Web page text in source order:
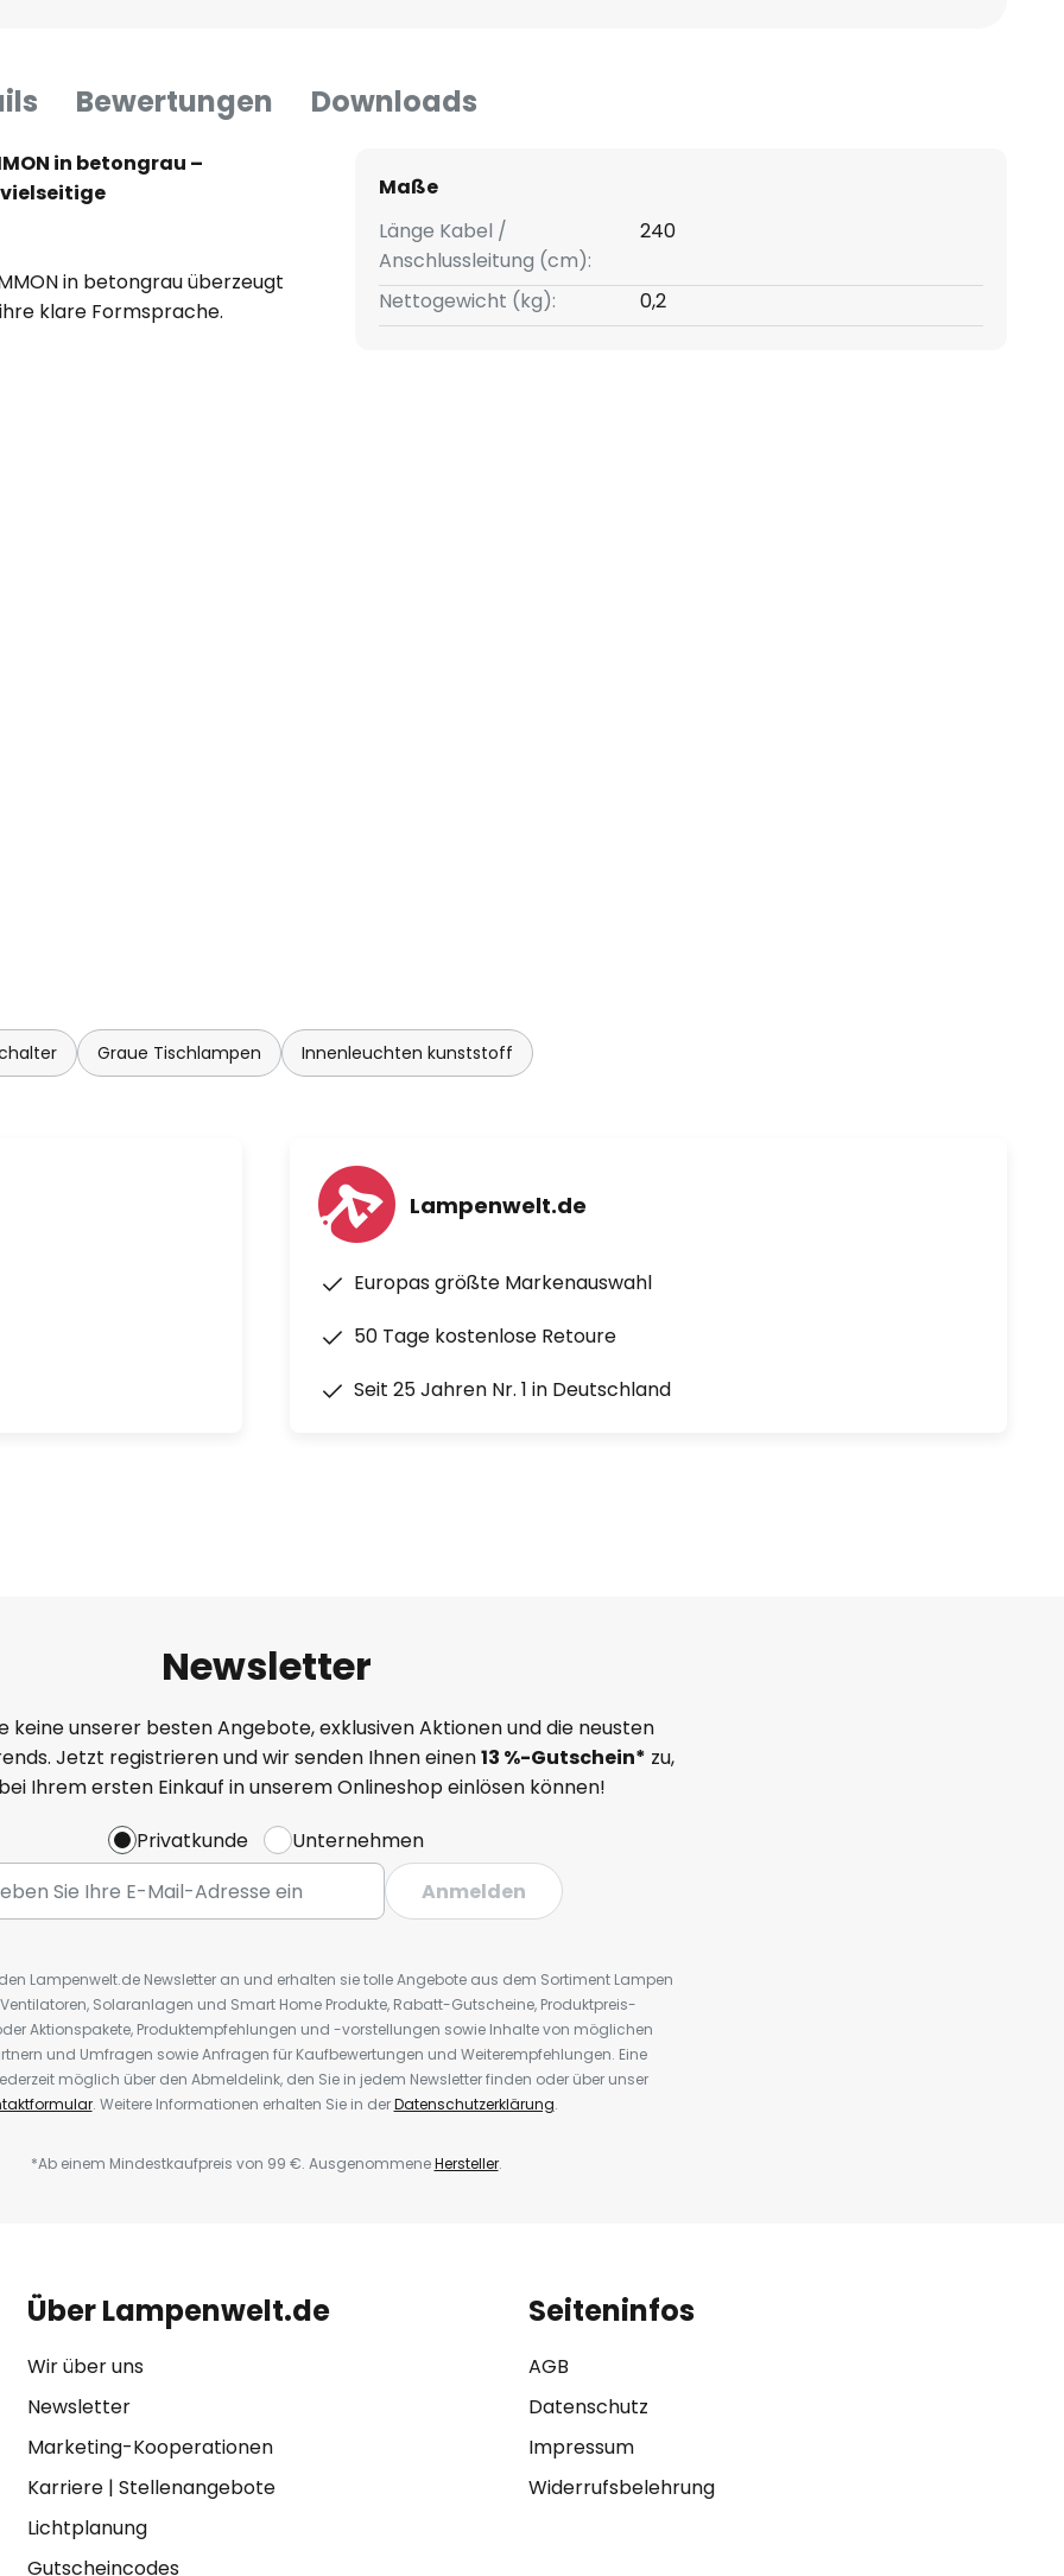
Bewertungen Downloads
in betongrau –
in betongrau überzeugt
klare Formsprache.
fügt sie sich nahtlos in
ein. Die dezente
Integration in
– sie schafft eine
Langlebigkeit und eine
Maße
Länge Kabel /
Anschlussleitung (cm):
240
Nettogewicht (kg): 0,2
Graue Tischlampen Innenleuchten kunststoff
Lampenwelt.de
Europas größte Markenauswahl
50 Tage kostenlose Retoure
Seit 25 Jahren Nr. 1 in Deutschland
Newsletter
keine unserer besten Angebote, exklusiven Aktionen und die neusten
Jetzt registrieren und wir senden Ihnen einen13 %-Gutschein* zu,
Ihrem ersten Einkauf in unserem Onlineshop einlösen können!
Privatkunde
Unternehmen
Anmelden
Lampenwelt.de Newsletter an und erhalten sie tolle Angebote aus dem Sortiment Lampen
Solaranlagen und Smart Home Produkte, Rabatt-Gutscheine, Produktpreis-
Aktionspakete, Produktempfehlungen und -vorstellungen sowie Inhalte von möglichen
und Umfragen sowie Anfragen für Kaufbewertungen und Weiterempfehlungen. Eine
möglich über den Abmeldelink, den Sie in jedem Newsletter finden oder über unser
. Weitere Informationen erhalten Sie in derDatenschutzerklärung.
*Ab einem Mindestkaufpreis von 99 €. AusgenommeneHersteller.
Über Lampenwelt.de
Wir über uns
Newsletter
Marketing-Kooperationen
Karriere| Stellenangebote
Lichtplanung
Gutscheincodes
Seiteninfos
AGB
Datenschutz
Impressum
Widerrufsbelehrung